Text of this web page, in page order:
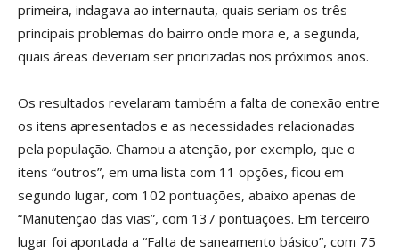
primeira, indagava ao internauta, quais seriam os três
principais problemas do bairro onde mora e, a segunda,
quais áreas deveriam ser priorizadas nos próximos anos.
Os resultados revelaram também a falta de conexão entre
os itens apresentados e as necessidades relacionadas
pela população. Chamou a atenção, por exemplo, que o
itens “outros”, em uma lista com 11 opções, ficou em
segundo lugar, com 102 pontuações, abaixo apenas de
“Manutenção das vias”, com 137 pontuações. Em terceiro
lugar foi apontada a “Falta de saneamento básico”, com 75